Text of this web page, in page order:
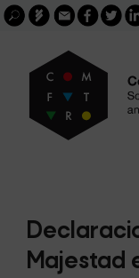
Skip
to
content
buscar
Search
for:
FGCSICEmailfacebook
twitter
Majestad